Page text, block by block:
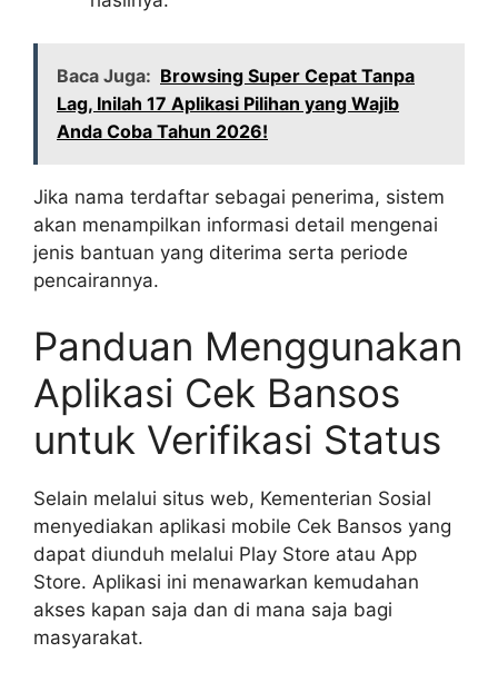
Baca Juga: Browsing Super Cepat Tanpa
Lag, Inilah 17 Aplikasi Pilihan yang Wajib
Anda Coba Tahun 2026!
Jika nama terdaftar sebagai penerima, sistem
akan menampilkan informasi detail mengenai
jenis bantuan yang diterima serta periode
pencairannya.
Panduan Menggunakan
Aplikasi Cek Bansos
untuk Verifikasi Status
Selain melalui situs web, Kementerian Sosial
menyediakan aplikasi mobile Cek Bansos yang
dapat diunduh melalui Play Store atau App
Store. Aplikasi ini menawarkan kemudahan
akses kapan saja dan di mana saja bagi
masyarakat.